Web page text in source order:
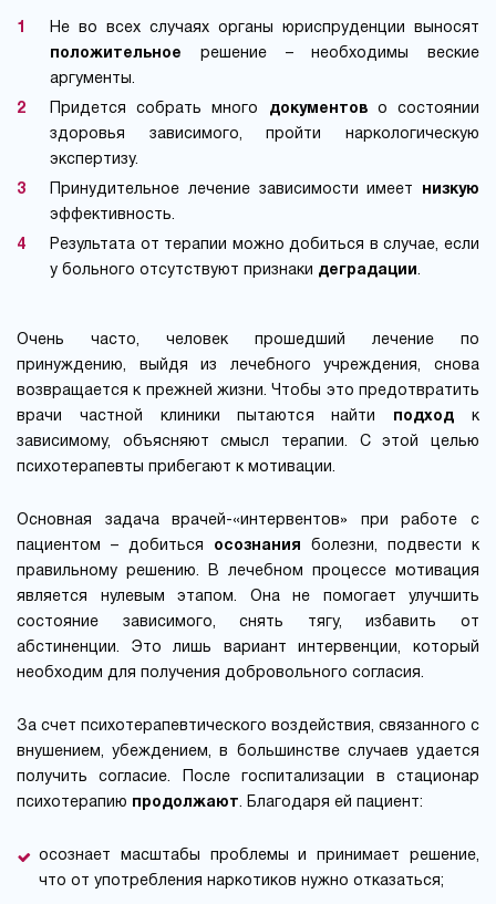
Не во всех случаях органы юриспруденции выносят
положительное решение – необходимы веские
аргументы.
Придется собрать много документово состоянии
здоровья зависимого, пройти наркологическую
экспертизу.
Принудительное лечение зависимости имеет
низкую
эффективность.
Результата от терапии можно добиться в случае, если
у больного отсутствуют признаки деградации .
Очень часто, человек прошедший лечение по
принуждению, выйдя из лечебного учреждения, снова
возвращается к прежней жизни. Чтобы это предотвратить
врачи частной клиники пытаются найти
подход к
зависимому, объясняют смысл терапии. С этой целью
психотерапевты прибегают к мотивации.
Основная задача врачей-«интервентов» при работе с
пациентом – добиться осознания
болезни, подвести к
правильному решению. В лечебном процессе мотивация
является нулевым этапом. Она не помогает улучшить
состояние зависимого, снять тягу, избавить от
абстиненции. Это лишь вариант интервенции, который
необходим для получения добровольного согласия.
За счет психотерапевтического воздействия, связанного с
внушением, убеждением, в большинстве случаев удается
получить согласие. После госпитализации в стационар
психотерапию
продолжают. Благодаря ей пациент:
осознает масштабы проблемы и принимает решение,
что от употребления наркотиков нужно отказаться;